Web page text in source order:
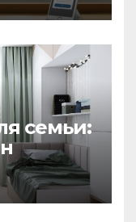
семьи: